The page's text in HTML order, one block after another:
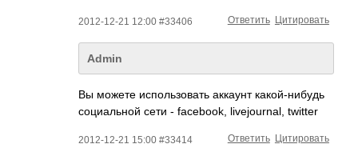
2012-12-21 12:00 #33406 Цитировать
Ответить
Admin
Вы можете использовать аккаунт какой-нибудь
социальной сети - facebook, livejournal, twitter
2012-12-21 15:00 #33414 Цитировать
Ответить